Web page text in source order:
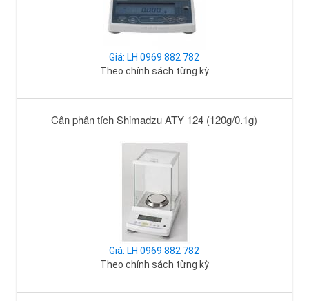
Giá: LH 0969 882 782
Theo chính sách từng kỳ
Cân phân tích Shimadzu ATY 124 (120g/0.1g)
Giá: LH 0969 882 782
Theo chính sách từng kỳ